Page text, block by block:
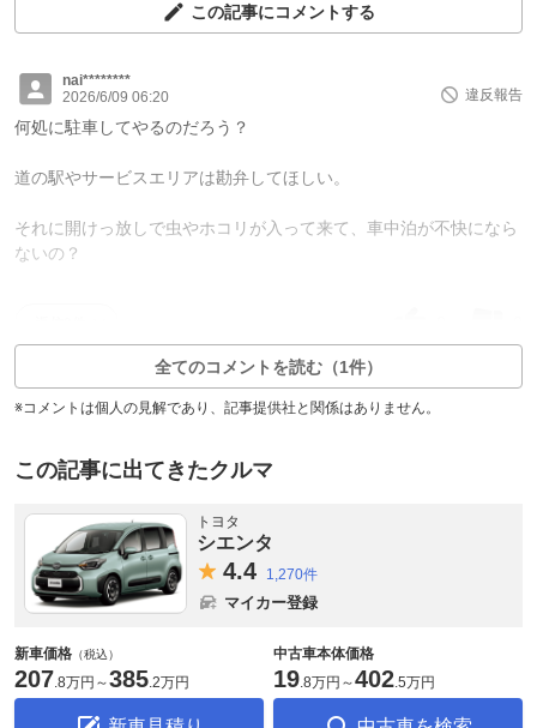
この記事にコメントする
nai********
2026/6/09 06:20
違反報告
何処に駐車してやるのだろう？
道の駅やサービスエリアは勘弁してほしい。
それに開けっ放しで虫やホコリが入って来て、車中泊が不快になら
ないの？
全てのコメントを読む（1件）
※コメントは個人の見解であり、記事提供社と関係はありません。
この記事に出てきたクルマ
トヨタ
シエンタ
4.4 1,270件
マイカー登録
新車価格 （税込）
207.8万円 ～385.2万円
中古車本体価格
19.8万円 ～402.5万円